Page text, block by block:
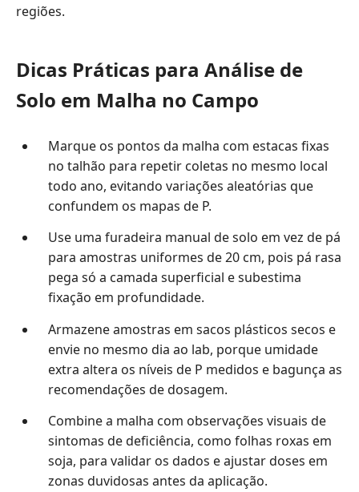
regiões.
Dicas Práticas para Análise de
Solo em Malha no Campo
Marque os pontos da malha com estacas fixas
no talhão para repetir coletas no mesmo local
todo ano, evitando variações aleatórias que
confundem os mapas de P.
Use uma furadeira manual de solo em vez de pá
para amostras uniformes de 20 cm, pois pá rasa
pega só a camada superficial e subestima
fixação em profundidade.
Armazene amostras em sacos plásticos secos e
envie no mesmo dia ao lab, porque umidade
extra altera os níveis de P medidos e bagunça as
recomendações de dosagem.
Combine a malha com observações visuais de
sintomas de deficiência, como folhas roxas em
soja, para validar os dados e ajustar doses em
zonas duvidosas antes da aplicação.